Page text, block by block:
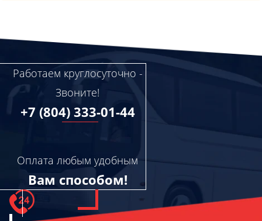
Работаем круглосуточно -
Звоните!
+7 (804) 333-01-44
Оплата любым удобным
Вам способом!